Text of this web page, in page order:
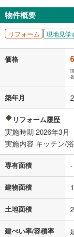
ボーナス払いの限
閉じる
月々の返済額
る値は、実際の金融
の金融機関等にお
済方法「元利均等返
適用した場合の計算
その他月額費用や、
借り入れの際は各金
す。
不動産
物件概要
リフォーム 現地見学
価格
築年月
リフォーム履歴
実施時期 2026年3月
実施内容 キッチン/
専有面積 -
建物面積
土地面積
建ぺい率/容積率